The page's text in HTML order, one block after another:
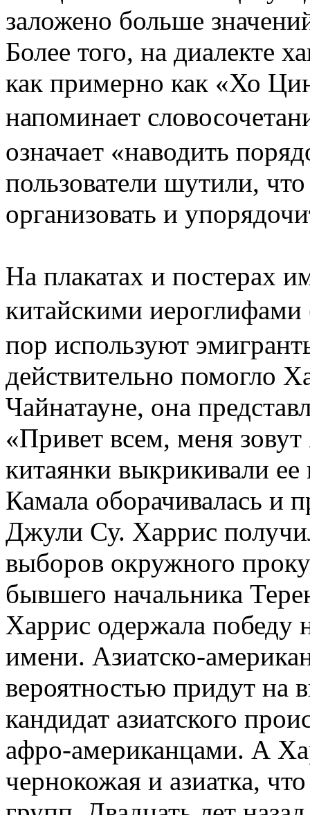
заложено больше
Более того, на диалекте
как примерно как «Хо
напоминает
означает «наводить
пользователи шутили,
организовать и
На плакатах и постерах
китайскими
пор используют
действительно помогло
Чайнатауне, она
«Привет всем, меня
китаянки выкрикивали
Камала оборачивалась и
Джули Су. Харрис
выборов окружного
бывшего начальника
Харрис одержала победу
имени. Азиатско-
вероятностью придут на
кандидат азиатского
афро-американцами. А
чернокожая и азиатка,